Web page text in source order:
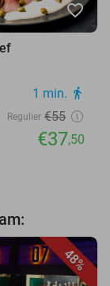
favorite_border
1 min. directions_walk
Regulier €55
€37,50
48%